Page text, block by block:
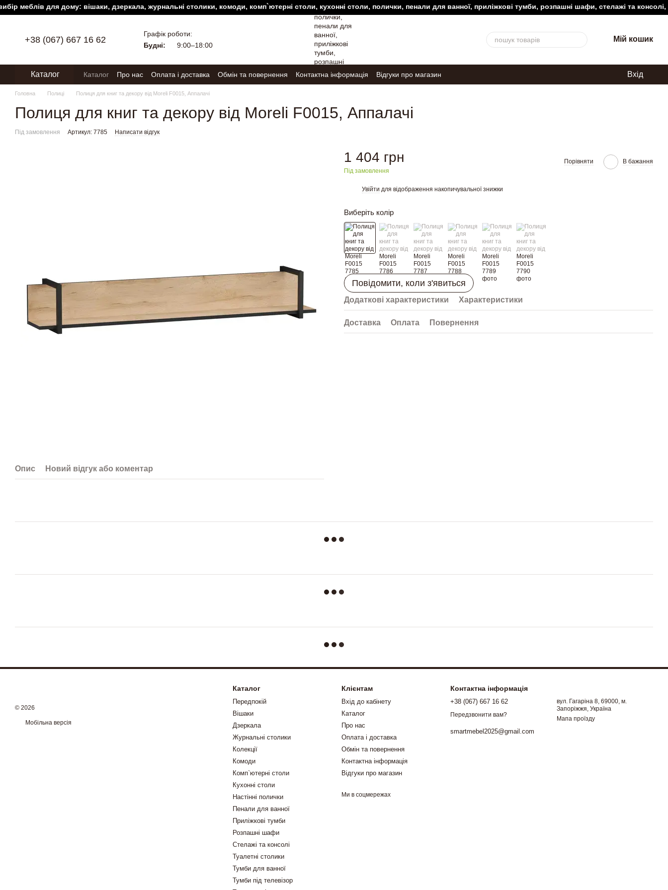
Перейти до основного контенту
меблів для дому: вішаки, дзеркала, журнальні столики, комоди, комп`ютерні столи, кухонні столи, полички, пенали для ванної, приліжкові тумби, розпашні шафи, стелажі та консолі,
+38 (067) 667 16 62
Графік роботи:
Будні:
9:00–18:00
Мій кошик
Каталог Каталог Про нас Оплата і доставка Обмін та повернення Контактна інформація Відгуки про магазин Вхід
Головна Полиці Полиця для книг та декору від Moreli F0015, Аппалачі
Полиця для книг та декору від Moreli F0015, Аппалачі
Під замовлення Артикул: 7785 Написати відгук
Опис Новий відгук або коментар
1 404 грн
Під замовлення
Порівняти В бажання
Увійти для відображення накопичувальної знижки
Виберіть колір
Повідомити, коли з'явиться
Додаткові характеристики Характеристики
Доставка Оплата Повернення
© 2026
Мобільна версія
Каталог
Передпокій
Вішаки
Дзеркала
Журнальні столики
Колекції
Комоди
Комп`ютерні столи
Кухонні столи
Настінні полички
Пенали для ванної
Приліжкові тумби
Розпашні шафи
Стелажі та консолі
Туалетні столики
Тумби для ванної
Тумби під телевізор
Клієнтам
Вхід до кабінету
Каталог
Про нас
Оплата і доставка
Обмін та повернення
Контактна інформація
Відгуки про магазин
Ми в соцмережах
Контактна інформація
+38 (067) 667 16 62
Передзвонити вам?
smartmebel2025@gmail.com
вул. Гагаріна 8, 69000, м.
Запоріжжя, Україна
Мапа проїзду